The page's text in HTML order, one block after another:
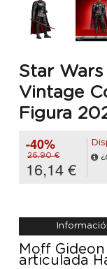
Star
Vintage
Figura
-40%
26,90 €
16,14 €
Moff
articulada